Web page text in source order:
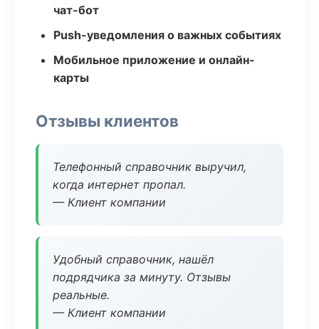
чат-бот
Push-уведомления о важных событиях
Мобильное приложение и онлайн-
карты
Отзывы клиентов
Телефонный справочник выручил,
когда интернет пропал.
— Клиент компании
Удобный справочник, нашёл
подрядчика за минуту. Отзывы
реальные.
— Клиент компании